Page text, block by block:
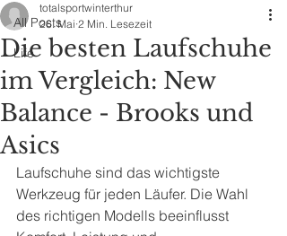
All Posts
Life
Die besten Laufschuhe
im Vergleich: New
Balance - Brooks und
Asics
totalsportwinterthur
26. Mai 2 Min. Lesezeit
Laufschuhe sind das wichtigste
Werkzeug für jeden Läufer. Die Wahl
des richtigen Modells beeinflusst